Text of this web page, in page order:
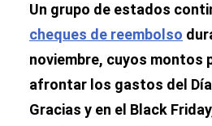
Un grupo de estados
cheques de reembolso
noviembre, cuyos montos
afrontar los gastos del
Gracias y en el Black